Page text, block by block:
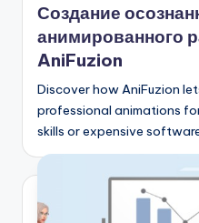
Создание
анимированного
AniFuzion
Discover how AniFuzion
professional animations
skills or expensive